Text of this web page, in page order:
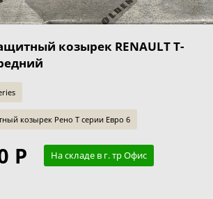
козырек RENAULT T-
козырек Рено Т серии Евро 6
Р На складе в г. тр Офис